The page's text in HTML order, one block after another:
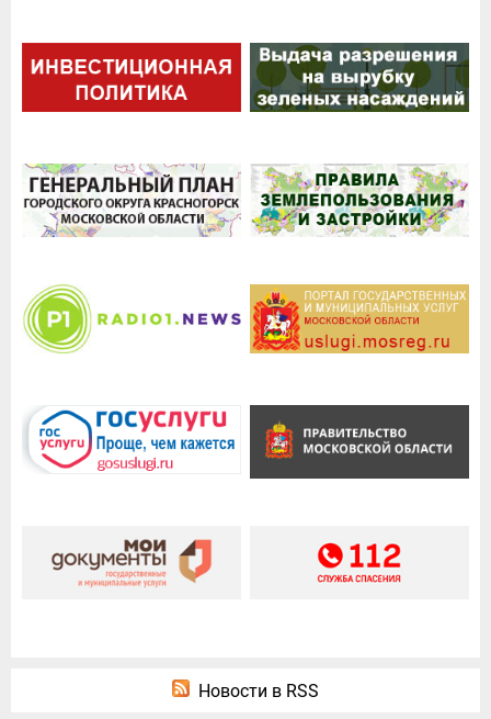
Новости в RSS